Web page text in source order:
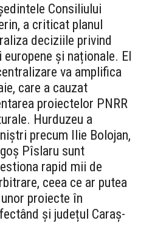
Consiliului
a criticat planul
deciziile privind
și naționale. El
va amplifica
care a cauzat
proiectelor PNRR
Hurduzeu a
precum Ilie Bolojan,
Pîslaru sunt
rapid mii de
ceea ce ar putea
proiecte în
și județul Caraș-